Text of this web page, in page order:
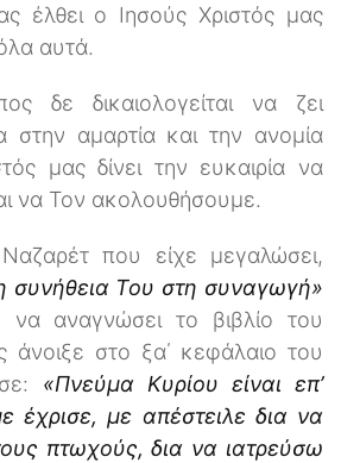
έλθει ο Ιησούς Χριστός μας
αυτά.
δε δικαιολογείται να ζει
στην αμαρτία και την ανομία
μας δίνει την ευκαιρία να
να Τον ακολουθήσουμε.
που είχε μεγαλώσει,
συνήθεια Του στη συναγωγή»
αναγνώσει το βιβλίο του
στο ξα΄ κεφάλαιο του
«Πνεύμα Κυρίου είναι επ’
έχρισε, με απέστειλε δια να
πτωχούς, δια να ιατρεύσω